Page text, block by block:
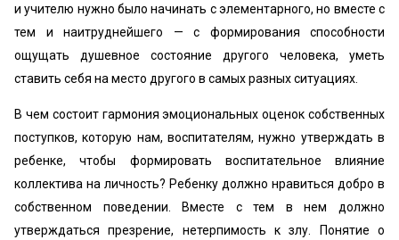
и учителю нужно было начинать с элементарного, но вместе с
тем и наитруднейшего — с формирования способности
ощущать душевное состояние другого человека, уметь
ставить себя на место другого в самых разных ситуациях.
В чем состоит гармония эмоциональных оценок собственных
поступков, которую нам, воспитателям, нужно утверждать в
ребенке, чтобы формировать воспитательное влияние
коллектива на личность? Ребенку должно нравиться добро в
собственном поведении. Вместе с тем в нем должно
утверждаться презрение, нетерпимость к злу. Понятие о